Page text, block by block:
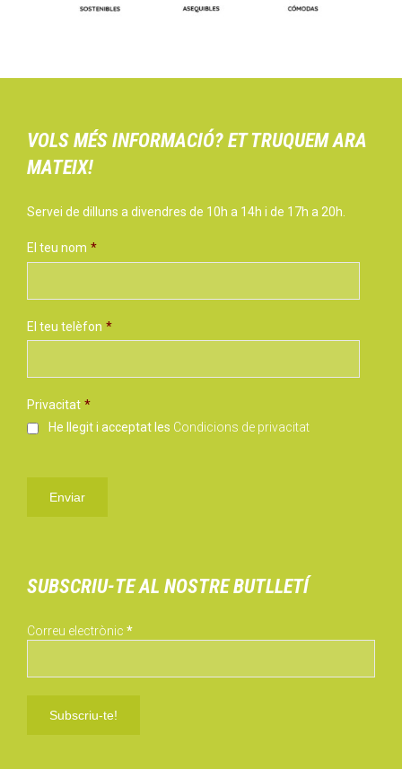
VOLS MÉS INFORMACIÓ? ET TRUQUEM ARA
MATEIX!
Servei de dilluns a divendres de 10h a 14h i de 17h a 20h.
El teu nom *
El teu telèfon *
Privacitat *
He llegit i acceptat les Condicions de privacitat
SUBSCRIU-TE AL NOSTRE BUTLLETÍ
Correu electrònic *